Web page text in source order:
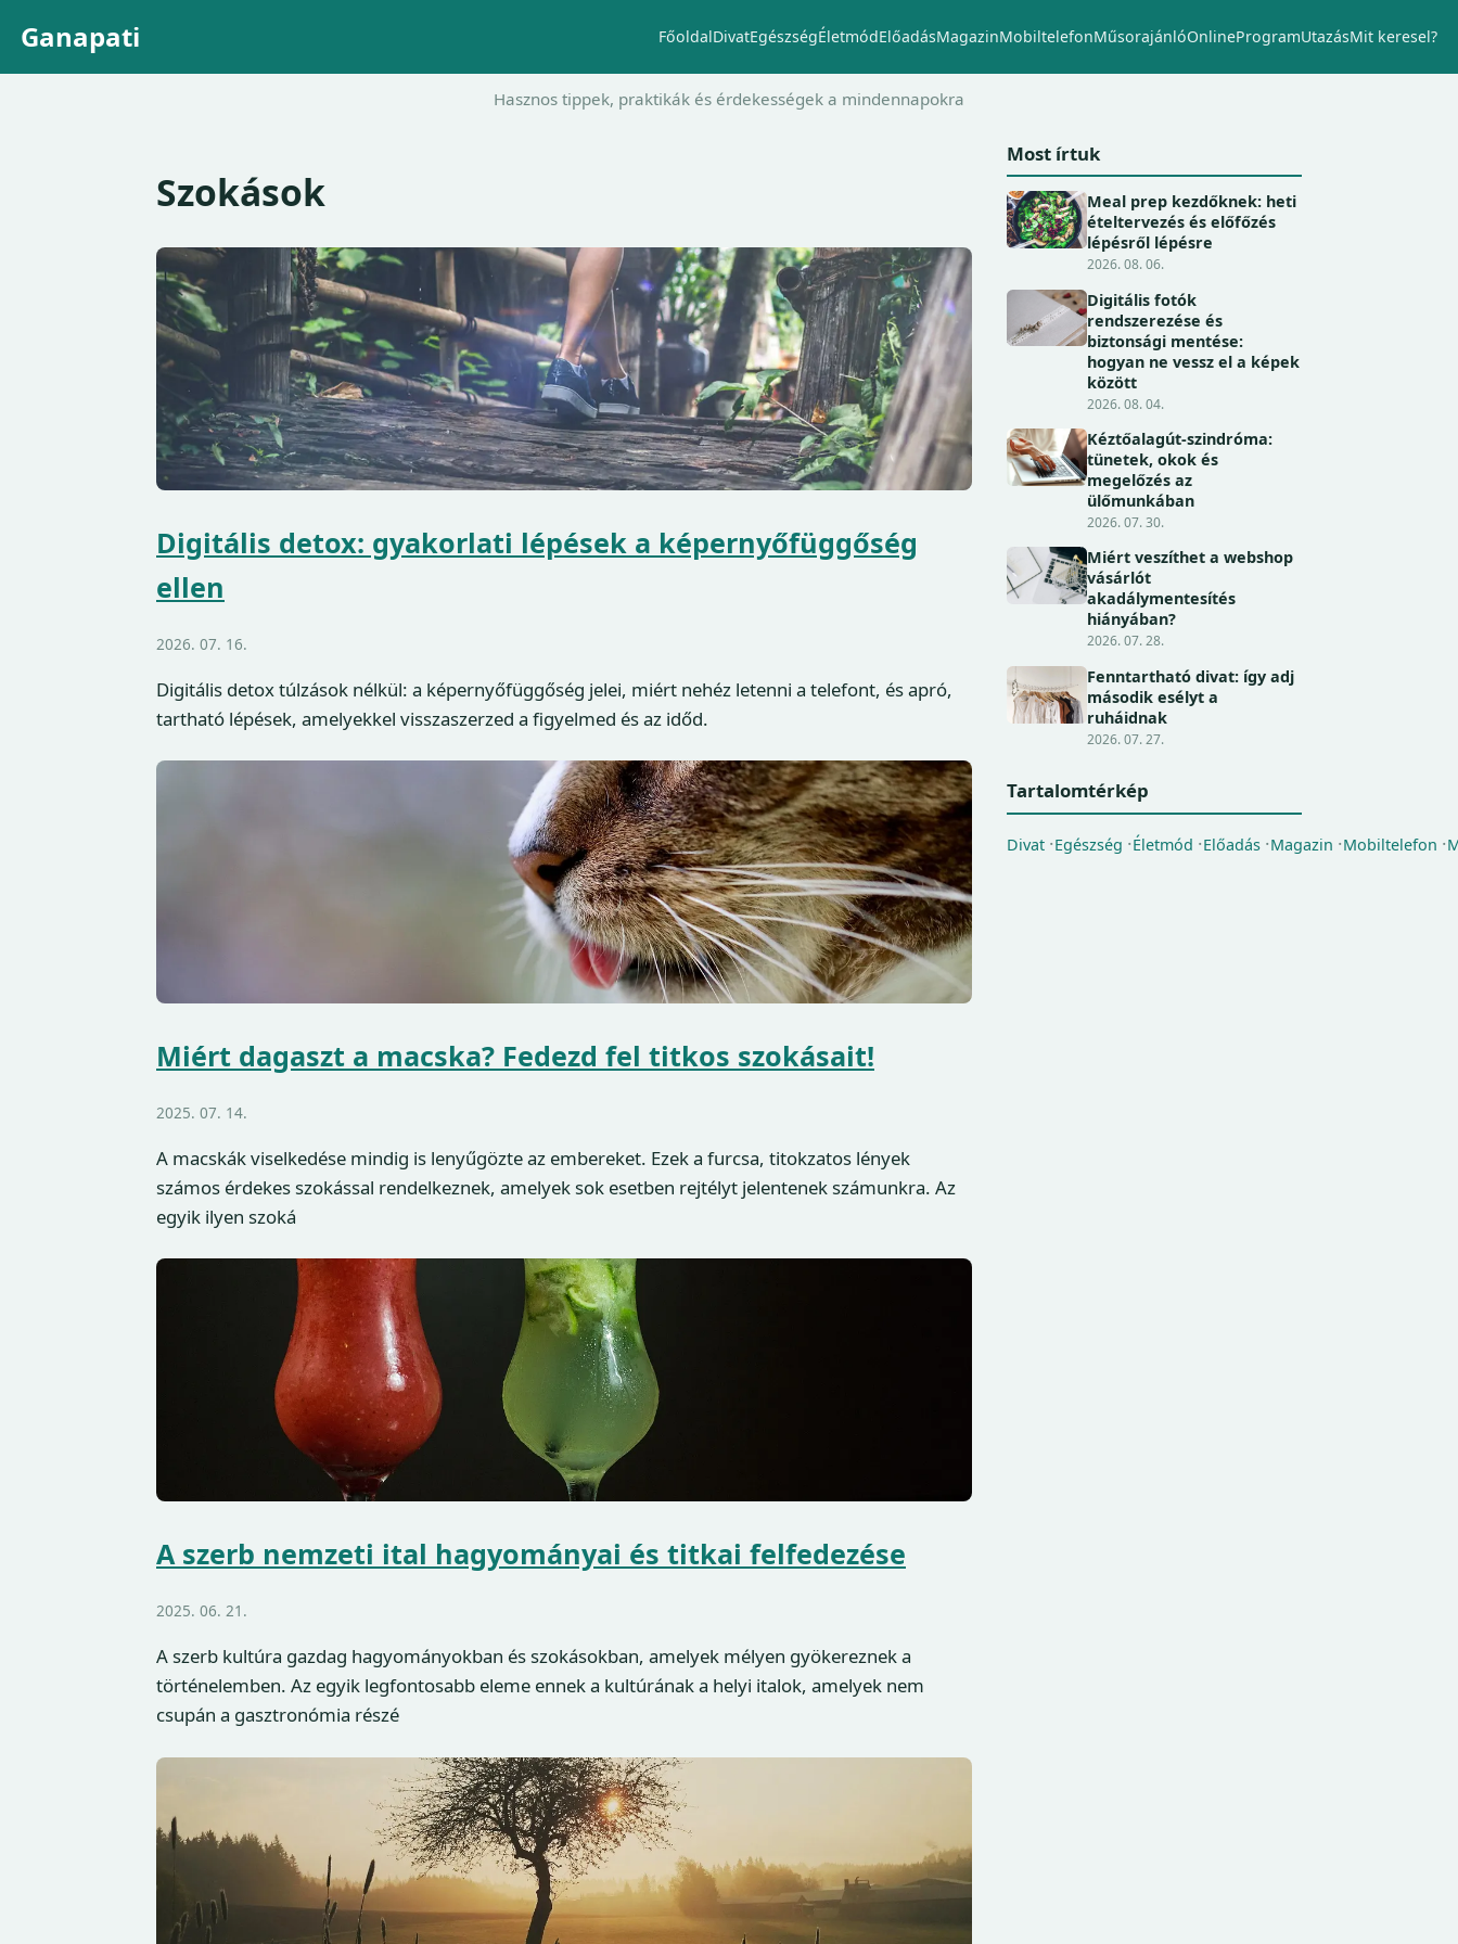
Ganapati FőoldalDivatEgészségÉletmódElőadásMagazinMobiltelefonMűsorajánlóOnlineProgramUtazásMit keresel?
Hasznos tippek, praktikák és érdekességek a mindennapokra
Szokások
Digitális detox: gyakorlati lépések a képernyőfüggőség
ellen
2026. 07. 16.
Digitális detox túlzások nélkül: a képernyőfüggőség jelei, miért nehéz letenni a telefont, és apró,
tartható lépések, amelyekkel visszaszerzed a figyelmed és az időd.
Miért dagaszt a macska? Fedezd fel titkos szokásait!
2025. 07. 14.
A macskák viselkedése mindig is lenyűgözte az embereket. Ezek a furcsa, titokzatos lények
számos érdekes szokással rendelkeznek, amelyek sok esetben rejtélyt jelentenek számunkra. Az
egyik ilyen szoká
A szerb nemzeti ital hagyományai és titkai felfedezése
2025. 06. 21.
A szerb kultúra gazdag hagyományokban és szokásokban, amelyek mélyen gyökereznek a
történelemben. Az egyik legfontosabb eleme ennek a kultúrának a helyi italok, amelyek nem
csupán a gasztronómia részé
Most írtuk
Meal prep kezdőknek: heti
ételtervezés és előfőzés
lépésről lépésre
2026. 08. 06.
Digitális fotók
rendszerezése és
biztonsági mentése:
hogyan ne vessz el a képek
között
2026. 08. 04.
Kéztőalagút-szindróma:
tünetek, okok és
megelőzés az
ülőmunkában
2026. 07. 30.
Miért veszíthet a webshop
vásárlót
akadálymentesítés
hiányában?
2026. 07. 28.
Fenntartható divat: így adj
második esélyt a
ruháidnak
2026. 07. 27.
Tartalomtérkép
Divat Egészség Életmód Előadás Magazin Mobiltelefon